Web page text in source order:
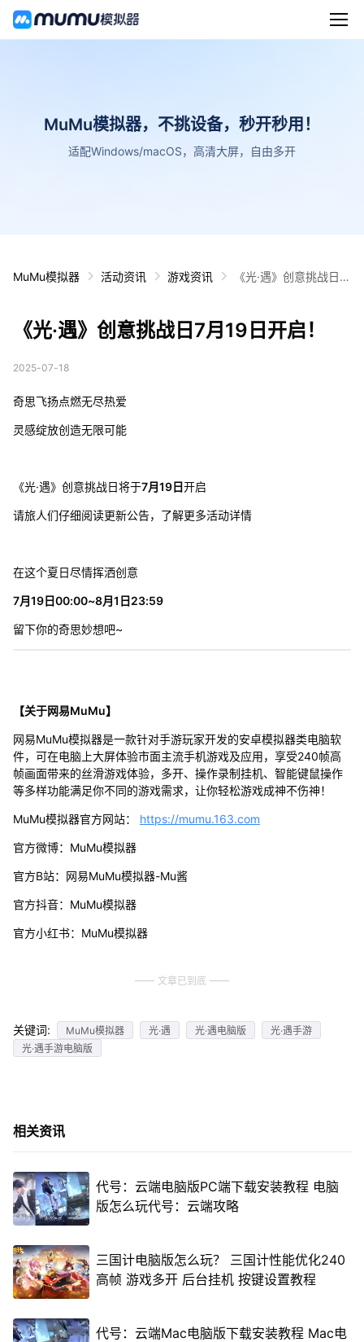
MuMu模拟器，不挑设备，秒开秒用！
适配Windows/macOS，高清大屏，自由多开
MuMu模拟器 活动资讯 游戏资讯
《光·遇》创意挑战日7
《光·遇》创意挑战日7月19日开启！
2025-07-18
奇思飞扬点燃无尽热爱
灵感绽放创造无限可能
《光·遇》创意挑战日将于7月19日开启
请旅人们仔细阅读更新公告，了解更多活动详情
在这个夏日尽情挥洒创意
7月19日00:00~8月1日23:59
留下你的奇思妙想吧~
【关于网易MuMu】
网易MuMu模拟器是一款针对手游玩家开发的安卓模拟器类电脑软
件，可在电脑上大屏体验市面主流手机游戏及应用，享受240帧高
帧画面带来的丝滑游戏体验，多开、操作录制挂机、智能键鼠操作
等多样功能满足你不同的游戏需求，让你轻松游戏成神不伤神！
MuMu模拟器官方网站： https://mumu.163.com
官方微博：MuMu模拟器
官方B站：网易MuMu模拟器-Mu酱
官方抖音：MuMu模拟器
官方小红书：MuMu模拟器
文章已到底
关键词: MuMu模拟器 光·遇 光·遇电脑版
光·遇手游
光·遇手游电脑版
相关资讯
代号：云端电脑版PC端下载安装教程 电脑
版怎么玩代号：云端攻略
三国计电脑版怎么玩？ 三国计性能优化240
高帧 游戏多开 后台挂机 按键设置教程
代号：云端Mac电脑版下载安装教程 Mac电